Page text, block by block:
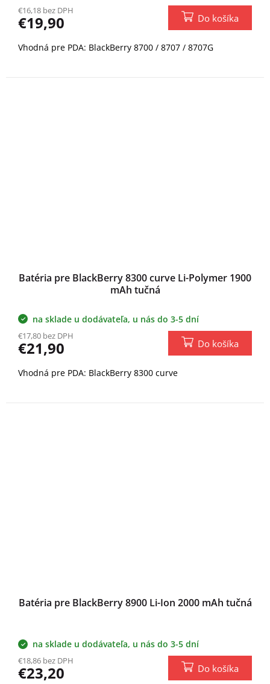
€16,18 bez DPH
€19,90 Do košíka
Vhodná pre PDA: BlackBerry 8700 / 8707 / 8707G
Batéria pre BlackBerry 8300 curve Li-Polymer 1900
mAh tučná
na sklade u dodávateľa, u nás do 3-5 dní
€17,80 bez DPH
€21,90 Do košíka
Vhodná pre PDA: BlackBerry 8300 curve
Batéria pre BlackBerry 8900 Li-Ion 2000 mAh tučná
na sklade u dodávateľa, u nás do 3-5 dní
€18,86 bez DPH
€23,20 Do košíka